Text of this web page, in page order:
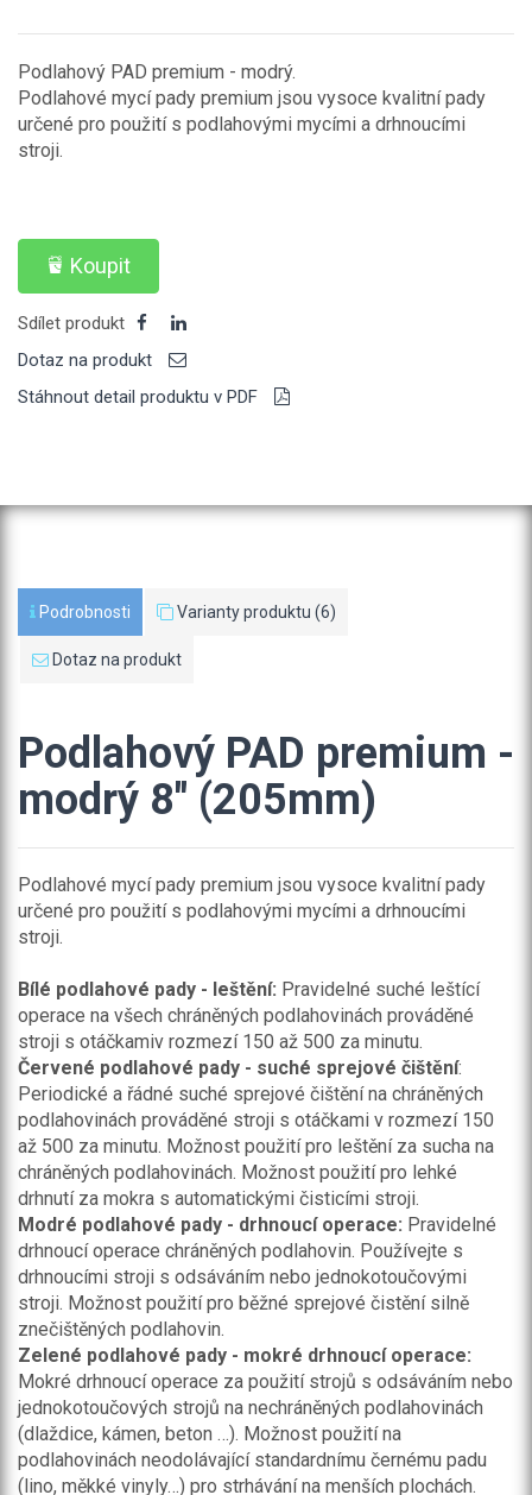
Podlahový PAD premium - modrý.
Podlahové mycí pady premium jsou vysoce kvalitní pady
určené pro použití s podlahovými mycími a drhnoucími
stroji.
Koupit
Sdílet produkt
Dotaz na produkt
Stáhnout detail produktu v PDF
Podrobnosti Varianty produktu (6)
Dotaz na produkt
Podlahový PAD premium -
modrý 8" (205mm)
Podlahové mycí pady premium jsou vysoce kvalitní pady
určené pro použití s podlahovými mycími a drhnoucími
stroji.
Bílé podlahové pady - leštění: Pravidelné suché leštící
operace na všech chráněných podlahovinách prováděné
stroji s otáčkamiv rozmezí 150 až 500 za minutu.
Červené podlahové pady - suché sprejové čištění:
Periodické a řádné suché sprejové čištění na chráněných
podlahovinách prováděné stroji s otáčkami v rozmezí 150
až 500 za minutu. Možnost použití pro leštění za sucha na
chráněných podlahovinách. Možnost použití pro lehké
drhnutí za mokra s automatickými čisticími stroji.
Modré podlahové pady - drhnoucí operace: Pravidelné
drhnoucí operace chráněných podlahovin. Používejte s
drhnoucími stroji s odsáváním nebo jednokotoučovými
stroji. Možnost použití pro běžné sprejové čistění silně
znečištěných podlahovin.
Zelené podlahové pady - mokré drhnoucí operace:
Mokré drhnoucí operace za použití strojů s odsáváním nebo
jednokotoučových strojů na nechráněných podlahovinách
(dlaždice, kámen, beton …). Možnost použití na
podlahovinách neodolávající standardnímu černému padu
(lino, měkké vinyly…) pro strhávání na menších plochách.